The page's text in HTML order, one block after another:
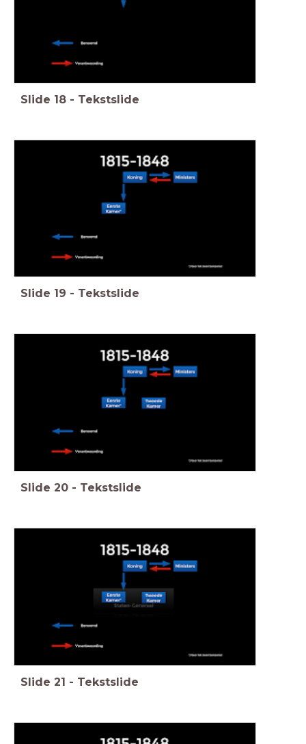
Slide 18 - Tekstslide
Slide 19 - Tekstslide
Slide 20 - Tekstslide
Slide 21 - Tekstslide